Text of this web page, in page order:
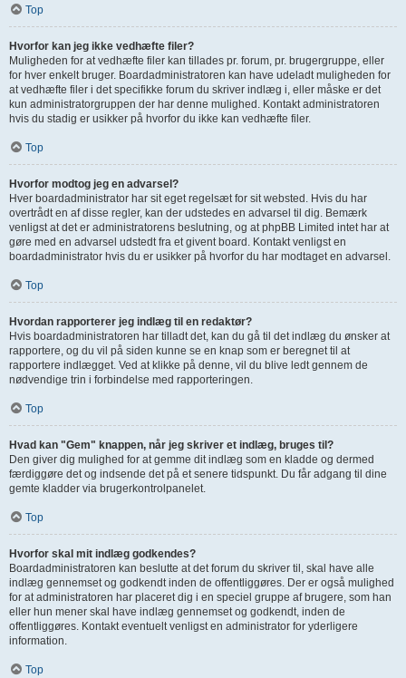
Top
Hvorfor kan jeg ikke vedhæfte filer?
Muligheden for at vedhæfte filer kan tillades pr. forum, pr. brugergruppe, eller
for hver enkelt bruger. Boardadministratoren kan have udeladt muligheden for
at vedhæfte filer i det specifikke forum du skriver indlæg i, eller måske er det
kun administratorgruppen der har denne mulighed. Kontakt administratoren
hvis du stadig er usikker på hvorfor du ikke kan vedhæfte filer.
Top
Hvorfor modtog jeg en advarsel?
Hver boardadministrator har sit eget regelsæt for sit websted. Hvis du har
overtrådt en af disse regler, kan der udstedes en advarsel til dig. Bemærk
venligst at det er administratorens beslutning, og at phpBB Limited intet har at
gøre med en advarsel udstedt fra et givent board. Kontakt venligst en
boardadministrator hvis du er usikker på hvorfor du har modtaget en advarsel.
Top
Hvordan rapporterer jeg indlæg til en redaktør?
Hvis boardadministratoren har tilladt det, kan du gå til det indlæg du ønsker at
rapportere, og du vil på siden kunne se en knap som er beregnet til at
rapportere indlægget. Ved at klikke på denne, vil du blive ledt gennem de
nødvendige trin i forbindelse med rapporteringen.
Top
Hvad kan "Gem" knappen, når jeg skriver et indlæg, bruges til?
Den giver dig mulighed for at gemme dit indlæg som en kladde og dermed
færdiggøre det og indsende det på et senere tidspunkt. Du får adgang til dine
gemte kladder via brugerkontrolpanelet.
Top
Hvorfor skal mit indlæg godkendes?
Boardadministratoren kan beslutte at det forum du skriver til, skal have alle
indlæg gennemset og godkendt inden de offentliggøres. Der er også mulighed
for at administratoren har placeret dig i en speciel gruppe af brugere, som han
eller hun mener skal have indlæg gennemset og godkendt, inden de
offentliggøres. Kontakt eventuelt venligst en administrator for yderligere
information.
Top